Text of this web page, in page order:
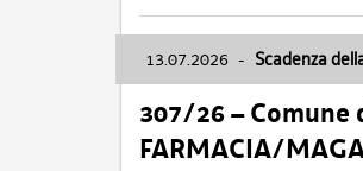
13.07.2026 - Scadenza
307/26 – Comune
FARMACIA/